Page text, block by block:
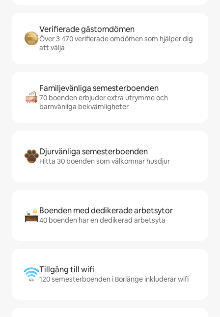
Verifierade gästomdömen
Över 3 470 verifierade omdömen som hjälper dig
att välja
Familjevänliga semesterboenden
70 boenden erbjuder extra utrymme och
barnvänliga bekvämligheter
Djurvänliga semesterboenden
Hitta 30 boenden som välkomnar husdjur
Boenden med dedikerade arbetsytor
40 boenden har en dedikerad arbetsyta
Tillgång till wifi
120 semesterboenden i Borlänge inkluderar wifi